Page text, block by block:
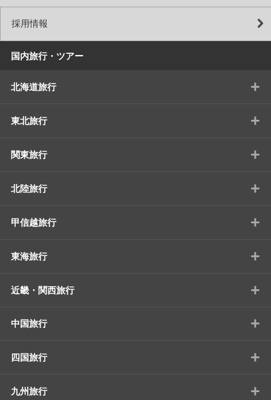
採用情報
国内旅行・ツアー
北海道旅行 +
東北旅行 +
関東旅行 +
北陸旅行 +
甲信越旅行 +
東海旅行 +
近畿・関西旅行 +
中国旅行 +
四国旅行 +
九州旅行 +